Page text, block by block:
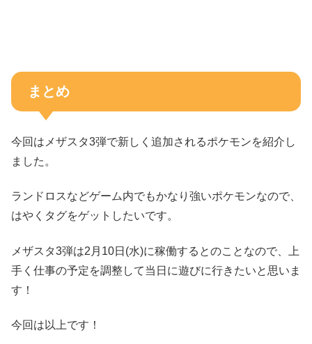
まとめ
今回はメザスタ3弾で新しく追加されるポケモンを紹介し
ました。
ランドロスなどゲーム内でもかなり強いポケモンなので、
はやくタグをゲットしたいです。
メザスタ3弾は2月10日(水)に稼働するとのことなので、上
手く仕事の予定を調整して当日に遊びに行きたいと思いま
す！
今回は以上です！